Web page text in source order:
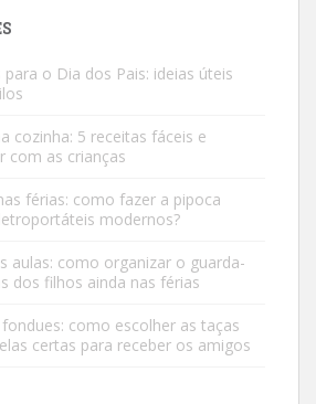
o Dia dos Pais: ideias úteis
cozinha: 5 receitas fáceis e
com as crianças
férias: como fazer a pipoca
modernos?
aulas: como organizar o guarda-
dos filhos ainda nas férias
como escolher as taças
certas para receber os amigos